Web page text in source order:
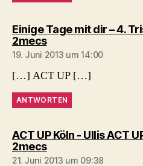
Einige Tage mit dir – 4.
2mecssagt:
19. Juni 2013 um 14:00
[…] ACT UP […]
ANTWORTEN
ACT UP Köln - Ullis ACT
2mecssagt:
21. Juni 2013 um 09:38